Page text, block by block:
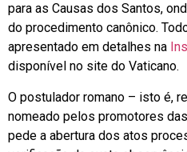
para as Causas dos Santos,
do procedimento canônico.
apresentado em detalhes na
disponível no site do Vaticano.
O postulador romano – isto é,
nomeado pelos promotores
pede a abertura dos atos